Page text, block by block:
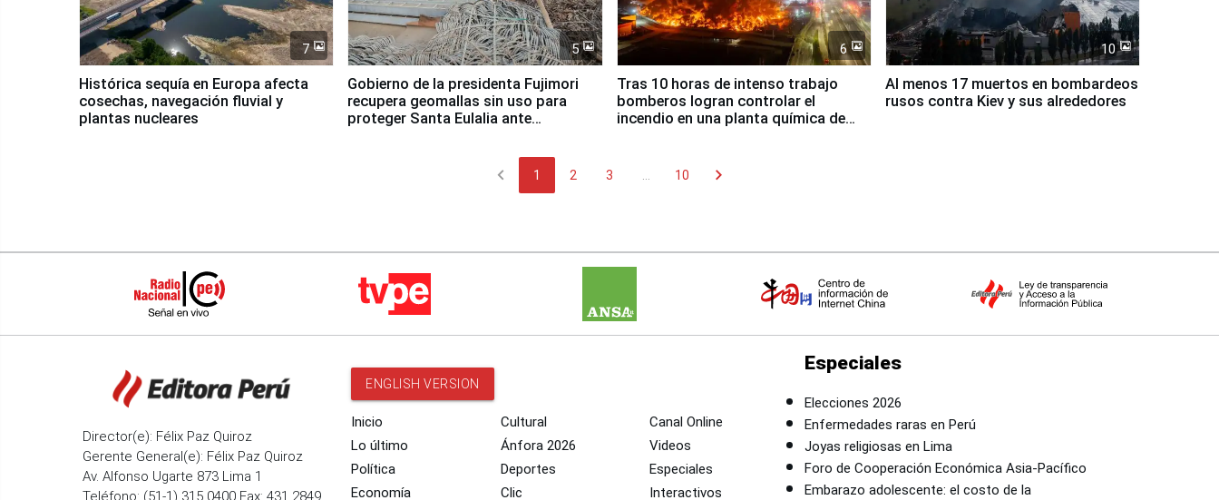
7
Histórica sequía en Europa afecta
cosechas, navegación fluvial y
plantas nucleares
5
Gobierno de la presidenta Fujimori
recupera geomallas sin uso para
proteger Santa Eulalia ante
6
Tras 10 horas de intenso trabajo
bomberos logran controlar el
incendio en una planta química de
10
Al menos 17 muertos en bombardeos
rusos contra Kiev y sus alrededores
chevron_left 1 2 3 10 chevron_right
Director(e): Félix Paz Quiroz
Gerente General(e): Félix Paz Quiroz
Av. Alfonso Ugarte 873 Lima 1
Teléfono: (51-1) 315 0400 Fax: 431 2849
ENGLISH VERSION
Inicio
Lo último
Política
Economía
Cultural
Ánfora 2026
Deportes
Clic
Canal Online
Videos
Especiales
Interactivos
Especiales
Elecciones 2026
Enfermedades raras en Perú
Joyas religiosas en Lima
Foro de Cooperación Económica Asia-Pacífico
Embarazo adolescente: el costo de la